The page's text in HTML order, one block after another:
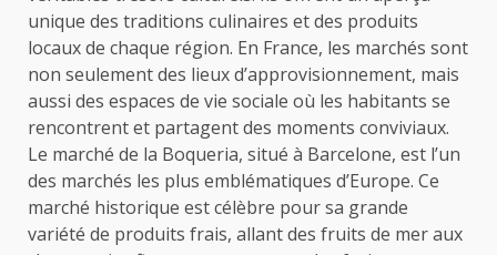
unique des traditions culinaires et des produits
locaux de chaque région. En France, les marchés sont
non seulement des lieux d’approvisionnement, mais
aussi des espaces de vie sociale où les habitants se
rencontrent et partagent des moments conviviaux.
Le marché de la Boqueria, situé à Barcelone, est l’un
des marchés les plus emblématiques d’Europe. Ce
marché historique est célèbre pour sa grande
variété de produits frais, allant des fruits de mer aux